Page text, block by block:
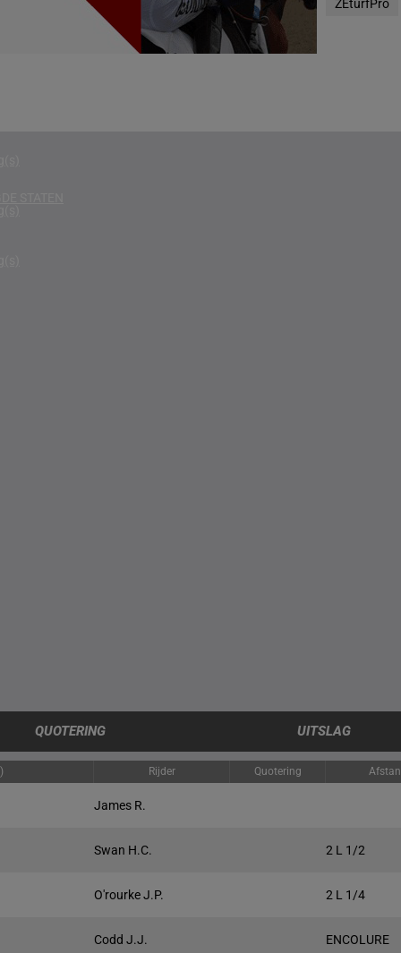
STATEN
ZEturfPro
QUOTERING UITSLAG
Rijder Quotering
James R.
Swan H.C. 2 L 1/2
O'rourke J.P. 2 L 1/4
Codd J.J. ENCOLURE